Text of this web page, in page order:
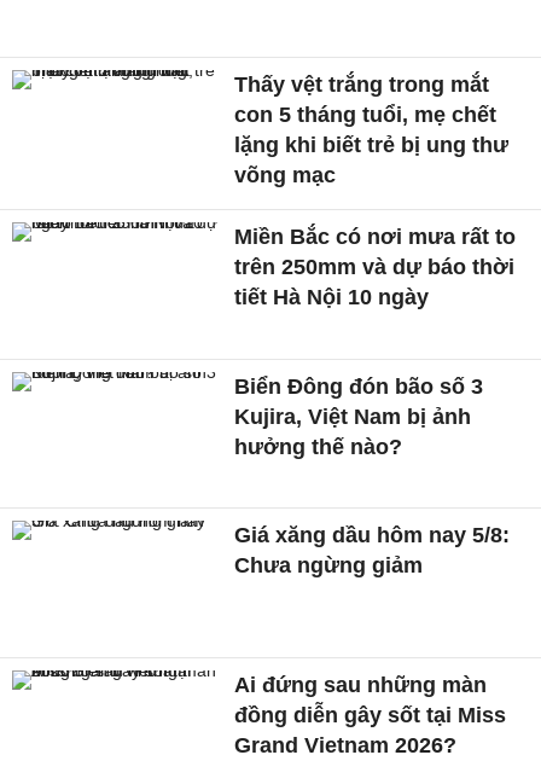
Thấy vệt trắng trong mắt
con 5 tháng tuổi, mẹ chết
lặng khi biết trẻ bị ung thư
võng mạc
Miền Bắc có nơi mưa rất to
trên 250mm và dự báo thời
tiết Hà Nội 10 ngày
Biển Đông đón bão số 3
Kujira, Việt Nam bị ảnh
hưởng thế nào?
Giá xăng dầu hôm nay 5/8:
Chưa ngừng giảm
Ai đứng sau những màn
đồng diễn gây sốt tại Miss
Grand Vietnam 2026?